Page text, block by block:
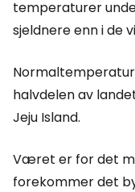
temperaturer
sjeldnere enn i de
halvdelen av
Jeju Island.
Været er for det
forekommer det